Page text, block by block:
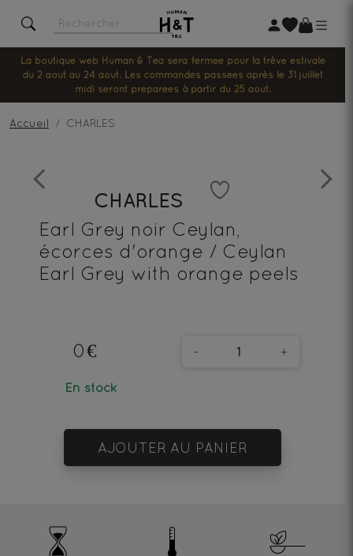
La boutique web Human & Tea sera fermée pour la trêve estivale
du 2 août au 24 août. Les commandes passées après le 31 juillet
midi seront préparées à partir du 25 août.
Accueil CHARLES
Previous Next
CHARLES
Earl Grey noir Ceylan,
écorces d'orange / Ceylan
Earl Grey with orange peels
0€
En stock
- +
AJOUTER AU PANIER